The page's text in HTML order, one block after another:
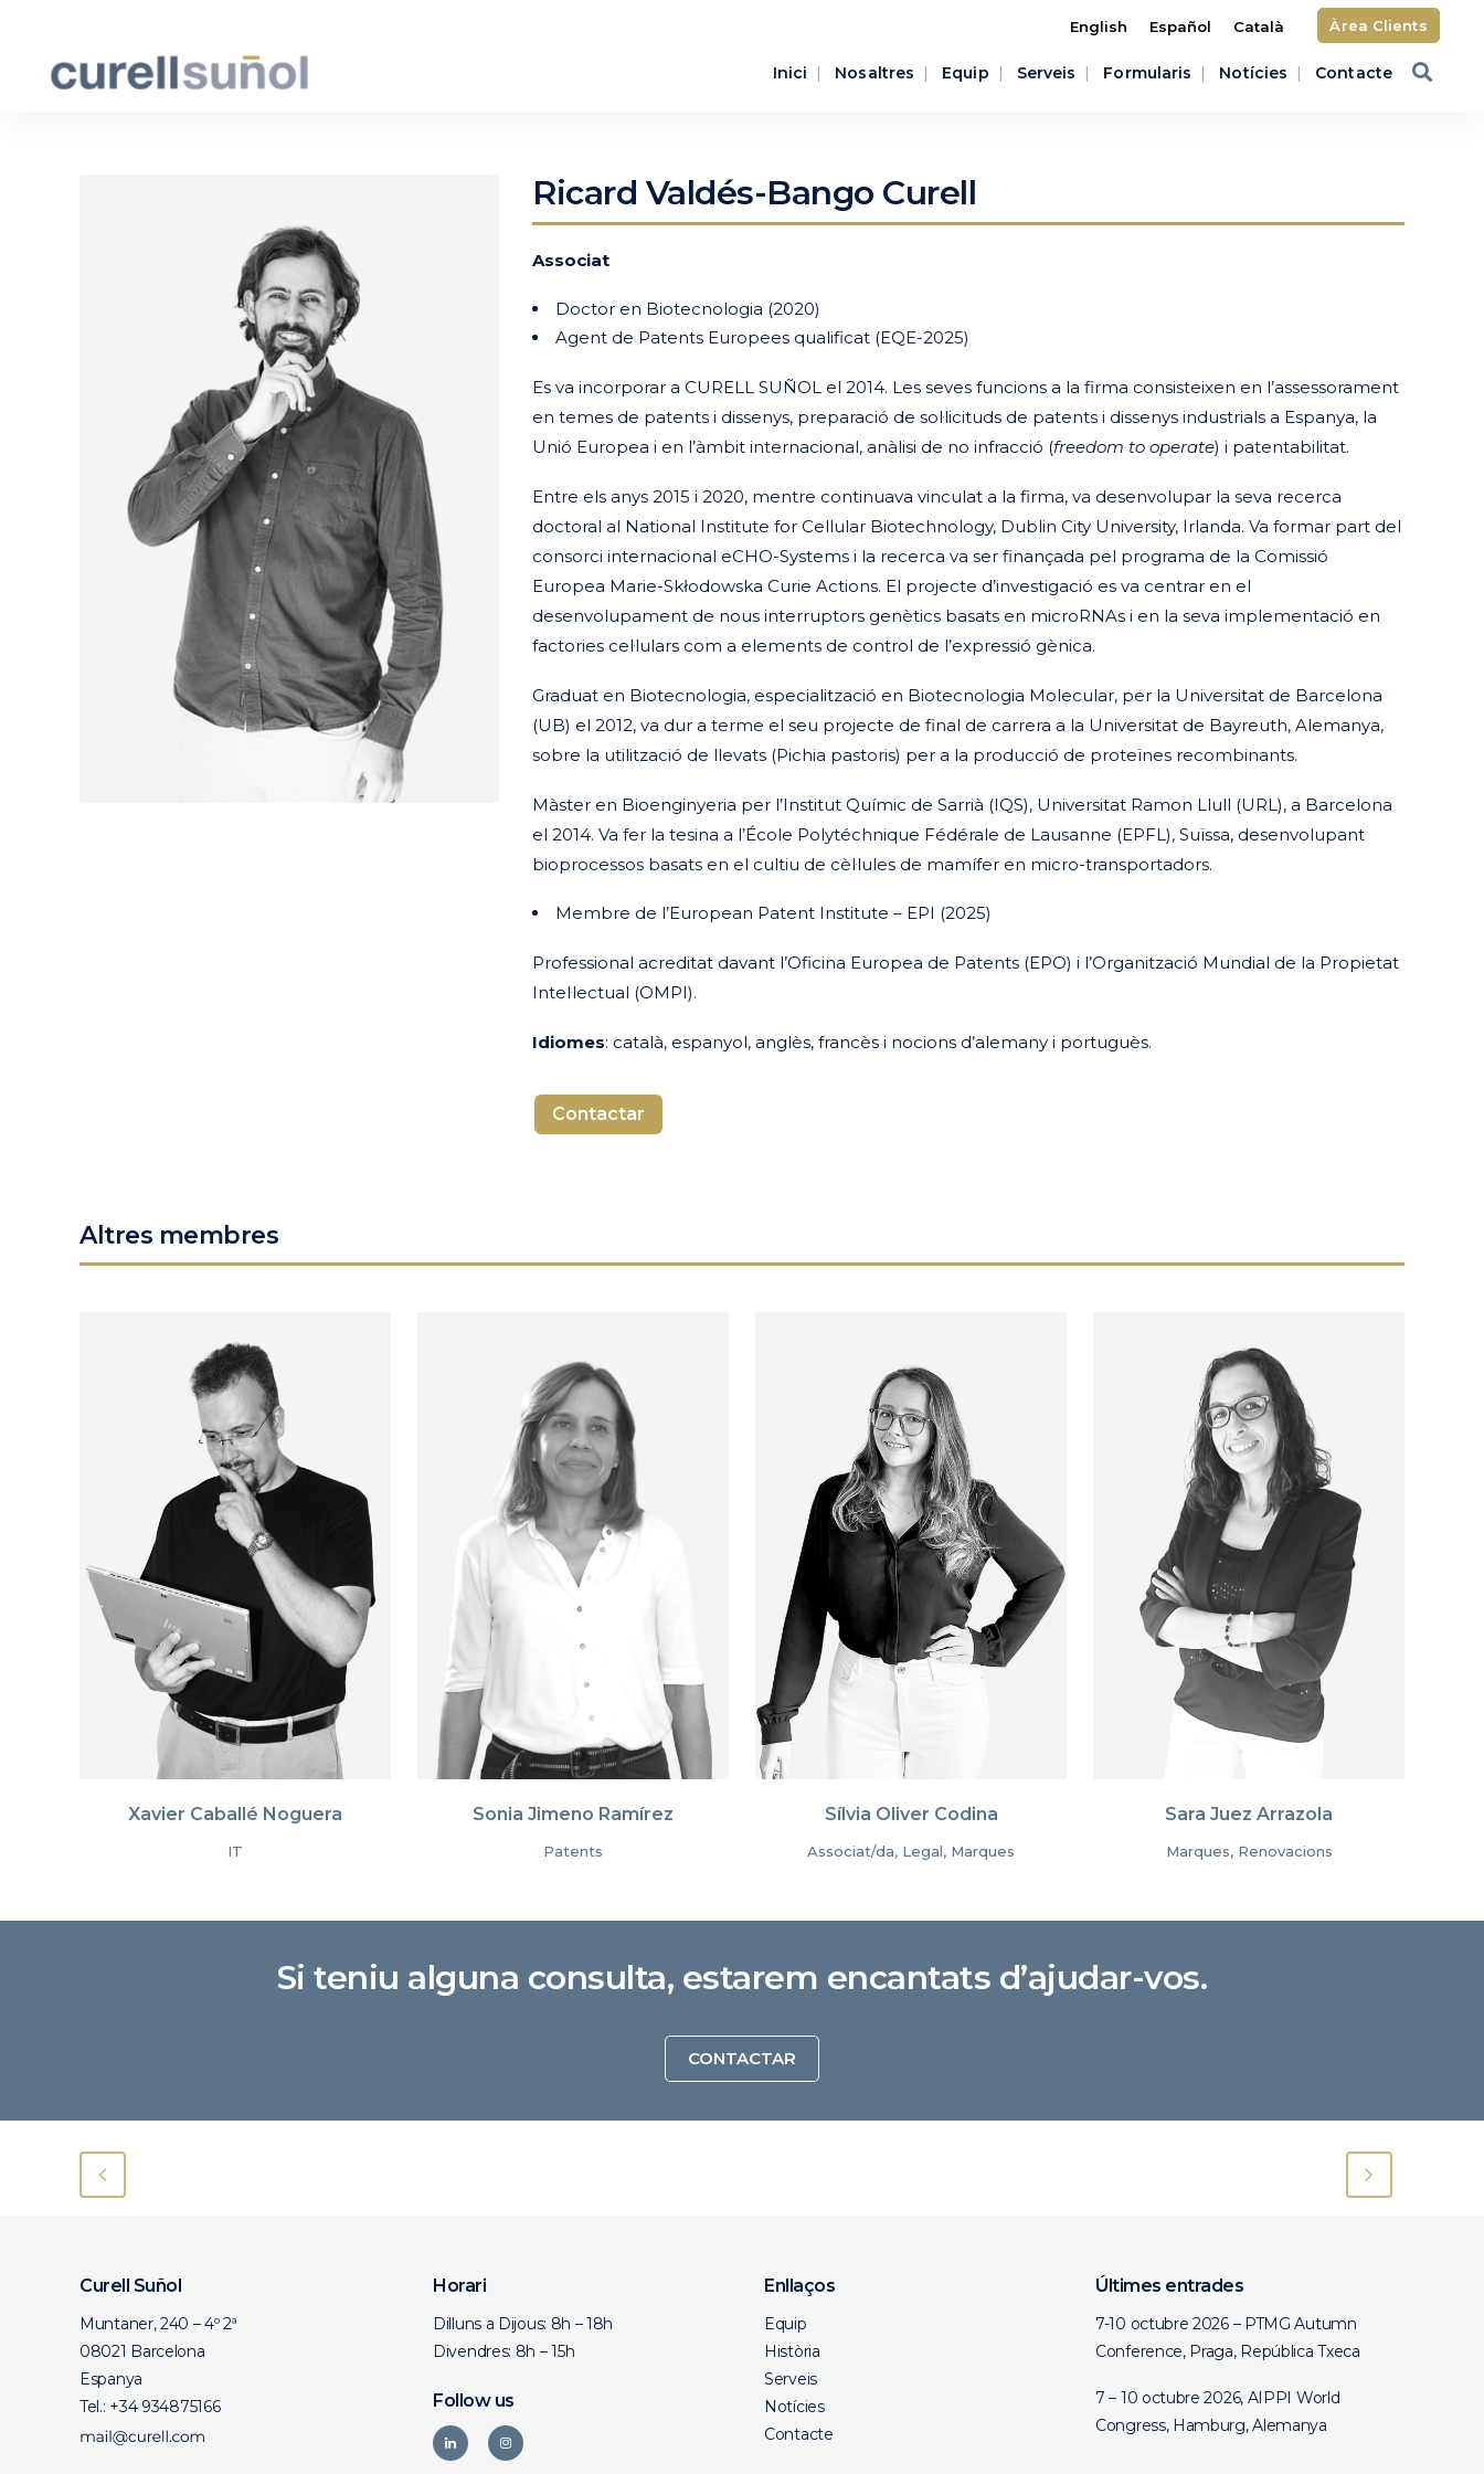
English Español Català Àrea Clients
Inici Nosaltres Equip Serveis Formularis Notícies Contacte
Ricard Valdés-Bango Curell
Associat
Doctor en Biotecnologia (2020)
Agent de Patents Europees qualificat (EQE-2025)
Es va incorporar a CURELL SUÑOL el 2014. Les seves funcions a la firma consisteixen en l’assessorament
en temes de patents i dissenys, preparació de sol·licituds de patents i dissenys industrials a Espanya, la
Unió Europea i en l’àmbit internacional, anàlisi de no infracció (freedom to operate) i patentabilitat.
Entre els anys 2015 i 2020, mentre continuava vinculat a la firma, va desenvolupar la seva recerca
doctoral al National Institute for Cellular Biotechnology, Dublin City University, Irlanda. Va formar part del
consorci internacional eCHO-Systems i la recerca va ser finançada pel programa de la Comissió
Europea Marie-Skłodowska Curie Actions. El projecte d’investigació es va centrar en el
desenvolupament de nous interruptors genètics basats en microRNAs i en la seva implementació en
factories cel·lulars com a elements de control de l’expressió gènica.
Graduat en Biotecnologia, especialització en Biotecnologia Molecular, per la Universitat de Barcelona
(UB) el 2012, va dur a terme el seu projecte de final de carrera a la Universitat de Bayreuth, Alemanya,
sobre la utilització de llevats (Pichia pastoris) per a la producció de proteïnes recombinants.
Màster en Bioenginyeria per l’Institut Químic de Sarrià (IQS), Universitat Ramon Llull (URL), a Barcelona
el 2014. Va fer la tesina a l’École Polytéchnique Fédérale de Lausanne (EPFL), Suïssa, desenvolupant
bioprocessos basats en el cultiu de cèl·lules de mamífer en micro-transportadors.
Membre de l’European Patent Institute – EPI (2025)
Professional acreditat davant l’Oficina Europea de Patents (EPO) i l’Organització Mundial de la Propietat
Intel·lectual (OMPI).
Idiomes: català, espanyol, anglès, francès i nocions d’alemany i portuguès.
Contactar
Altres membres
Xavier Caballé Noguera
IT
Sonia Jimeno Ramírez
Patents
Sílvia Oliver Codina
Associat/da, Legal, Marques
Sara Juez Arrazola
Marques, Renovacions
Si teniu alguna consulta, estarem encantats d’ajudar-vos.
CONTACTAR
Curell Suñol
Muntaner, 240 – 4º 2ª
08021 Barcelona
Espanya
Tel.: +34 934875166
Horari
Dilluns a Dijous: 8h – 18h
Divendres: 8h – 15h
Follow us
Enllaços
Equip
Història
Serveis
Notícies
Contacte
Últimes entrades
7-10 octubre 2026 – PTMG Autumn
Conference, Praga, República Txeca
7 – 10 octubre 2026, AIPPI World
Congress, Hamburg, Alemanya